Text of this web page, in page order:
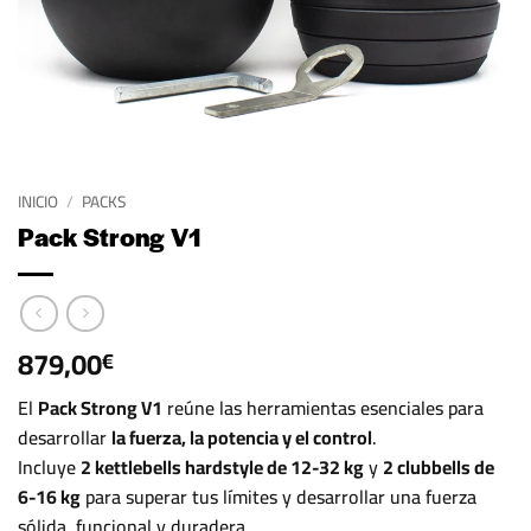
INICIO / PACKS
Pack Strong V1
879,00€
El Pack Strong V1 reúne las herramientas esenciales para
desarrollarla fuerza, la potencia y el control.
Incluye2 kettlebells hardstyle de 12-32 kgy2 clubbells de
6-16 kgpara superar tus límites y desarrollar una fuerza